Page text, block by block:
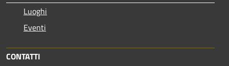
Luoghi
Eventi
CONTATTI